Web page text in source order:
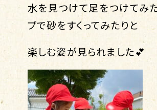
水を見つけて足をつけてみた
プで砂をすくってみたりと
楽しむ姿が見られました💕